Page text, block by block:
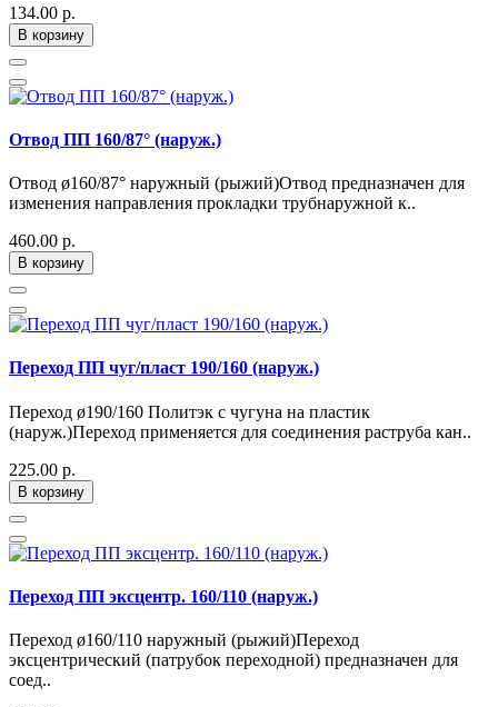
134.00 р.
В корзину
Отвод ПП 160/87° (наруж.)
Отвод ø160/87° наружный (рыжий)Отвод предназначен для
изменения направления прокладки трубнаружной к..
460.00 р.
В корзину
Переход ПП чуг/пласт 190/160 (наруж.)
Переход ø190/160 Политэк с чугуна на пластик
(наруж.)Переход применяется для соединения раструба кан..
225.00 р.
В корзину
Переход ПП эксцентр. 160/110 (наруж.)
Переход ø160/110 наружный (рыжий)Переход
эксцентрический (патрубок переходной) предназначен для
соед..